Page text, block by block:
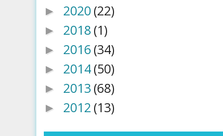
► 2020 (22)
► 2018 (1)
► 2016 (34)
► 2014(50)
► 2013 (68)
► 2012 (13)